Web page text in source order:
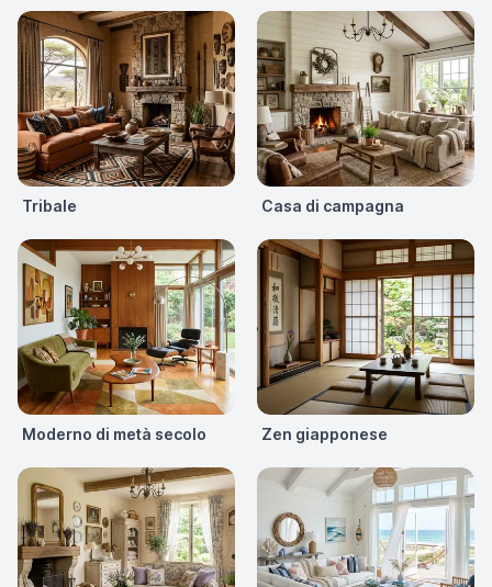
Tribale Casa di campagna
Moderno di metà secolo Zen giapponese